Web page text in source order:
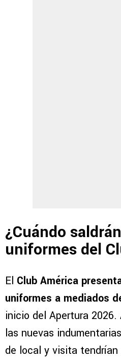
¿Cuándo
uniformes del
El Club América
uniformes a mediados
inicio del Apertura
las nuevas
de local y visita